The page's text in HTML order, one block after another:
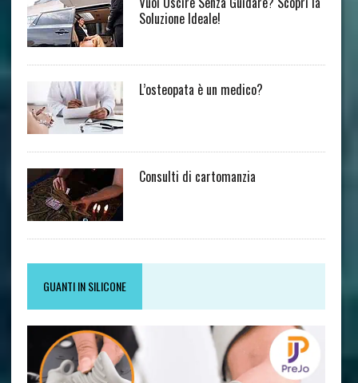
Soluzione Ideale!
L’osteopata è un medico?
Consulti di cartomanzia
GUANTI IN SILICONE